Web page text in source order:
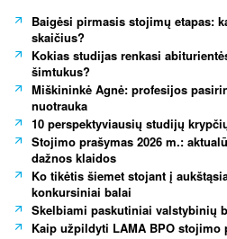
Baigėsi pirmasis stojimų etapas:
skaičius?
Kokias studijas renkasi
šimtukus?
Miškininkė Agnė: profesijos
nuotrauka
10 perspektyviausių studijų
Stojimo prašymas 2026 m.:
dažnos klaidos
Ko tikėtis šiemet stojant į
konkursiniai balai
Skelbiami paskutiniai valstybinių
Kaip užpildyti LAMA BPO stojimo